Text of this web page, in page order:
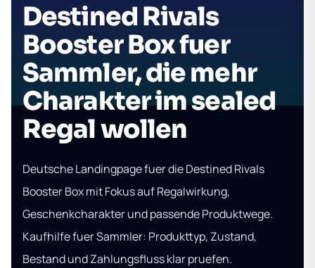
Destined Rivals
Booster Box fuer
Sammler, die mehr
Charakter im sealed
Regal wollen
Deutsche Landingpage fuer die Destined Rivals
Booster Box mit Fokus auf Regalwirkung,
Geschenkcharakter und passende Produktwege.
Kaufhilfe fuer Sammler: Produkttyp, Zustand,
Bestand und Zahlungsfluss klar pruefen.